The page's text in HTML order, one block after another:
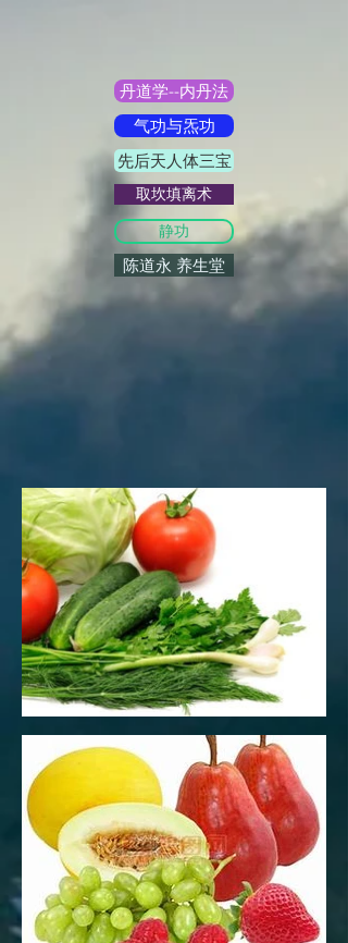
丹道学--内丹法
气功与炁功
先后天人体三宝
取坎填离术
静功
陈道永 养生堂